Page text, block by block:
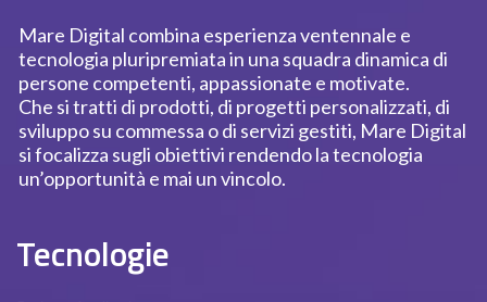
Mare Digital combina esperienza ventennale e
tecnologia pluripremiata in una squadra dinamica di
persone competenti, appassionate e motivate.
Che si tratti di prodotti, di progetti personalizzati, di
sviluppo su commessa o di servizi gestiti, Mare Digital
si focalizza sugli obiettivi rendendo la tecnologia
un’opportunità e mai un vincolo.
Tecnologie